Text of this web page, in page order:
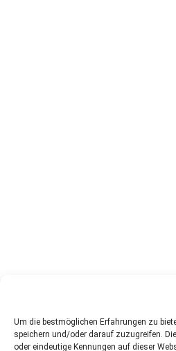
Um die bestmöglichen Erfahrungen zu
speichern und/oder darauf zuzugreifen.
oder eindeutige Kennungen auf dieser